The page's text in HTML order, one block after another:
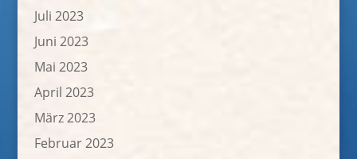
Juli 2023
Juni 2023
Mai 2023
April 2023
März 2023
Februar 2023